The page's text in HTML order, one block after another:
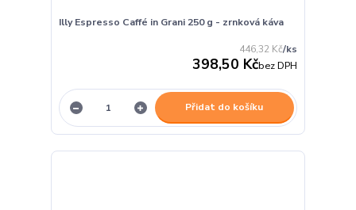
Illy Espresso Caffé in Grani 250 g - zrnková káva
446,32 Kč/ks
398,50 Kčbez DPH
Přidat do košíku